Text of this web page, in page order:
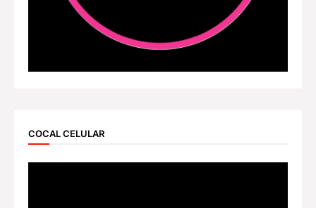
COCAL CELULAR